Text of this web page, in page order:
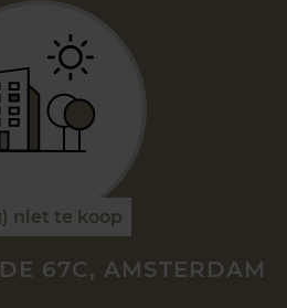
niet te koop
67C, AMSTERDAM